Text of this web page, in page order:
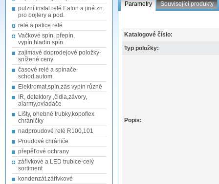
pulzní instal.relé Eaton a jiné zn.
pro bojlery a pod.
relé a patice relé
Vačkové spín, přepín,
vypín,hladin.spín.
zajímavé doprodejové položky-
snížené ceny
časové relé a spínače-
schod.autom.
Elektromat,spín,zás vypín různé
IR, detektory ,čidla,závory,
alarmy,ovladače
Lišty, ohebné trubky,kopoflex
chráničky
nadproudové relé R100,101
Proudové chrániče
přepěťové ochrany
zářivkové a LED trubice-celý
sortiment
kondenzát.zářivkové
Parametry Související produkty
Katalogové číslo:
Typ položky:
Popis: